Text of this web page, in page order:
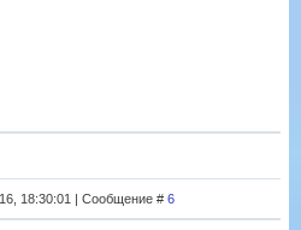
18:30:01 | Сообщение # 6